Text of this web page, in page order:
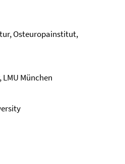
Osteuropainstitut,
München